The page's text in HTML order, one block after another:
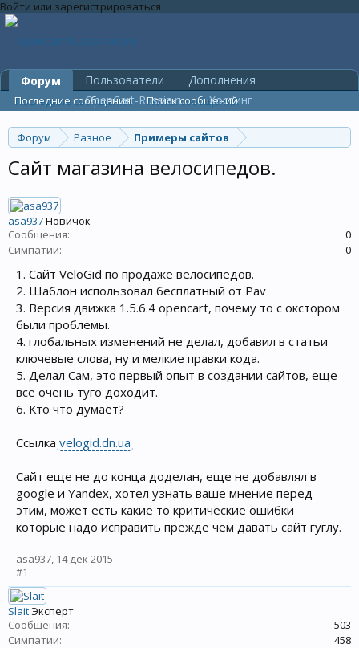
Войти или зарегистрироваться
Форум Разное Примеры сайтов
Сайт магазина велосипедов.
asa937Новичок
Сообщения:
0
Симпатии:
0
1. Сайт VeloGid по продаже велосипедов.
2. Шаблон использовал бесплатный от Pav
3. Версия движка 1.5.6.4 opencart, почему то с окстором
были проблемы.
4. глобальных изменений не делал, добавил в статьи
ключевые слова, ну и мелкие правки кода.
5. Делал Сам, это первый опыт в создании сайтов, еще
все очень туго доходит.
6. Кто что думает?
Ссылка velogid.dn.ua
Сайт еще не до конца доделан, еще не добавлял в
google и Yandex, хотел узнать ваше мнение перед
этим, может есть какие то критические ошибки
которые надо исправить прежде чем давать сайт гуглу.
asa937, 14 дек 2015
#1
Slait Эксперт
Сообщения:
503
Симпатии:
458
Форум
Последние сообщения Поиск сообщений
Пользователи
Дополнения
OpenCart-Russia.ru
Хостинг